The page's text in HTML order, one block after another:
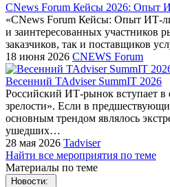
CNews Forum Кейсы 2026: Опыт
«CNews Forum Кейсы: Опыт ИТ-
и заинтересованных участников
заказчиков, так и поставщиков
18 июня 2026 CNEWS Forum
Весенний TAdviser SummIT 2026
Российский ИТ-рынок вступает
зрелости». Если в
основным трендом являлось
ушедших…
28 мая 2026 Tadviser
Найти все мероприятия по теме
Материалы по теме
Новости: